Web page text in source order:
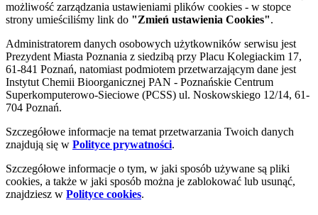
możliwość zarządzania ustawieniami plików cookies - w stopce
strony umieściliśmy link do "Zmień ustawienia Cookies".
Administratorem danych osobowych użytkowników serwisu jest
Prezydent Miasta Poznania z siedzibą przy Placu Kolegiackim 17,
61-841 Poznań, natomiast podmiotem przetwarzającym dane jest
Instytut Chemii Bioorganicznej PAN - Poznańskie Centrum
Superkomputerowo-Sieciowe (PCSS) ul. Noskowskiego 12/14, 61-
704 Poznań.
Szczegółowe informacje na temat przetwarzania Twoich danych
znajdują się w Polityce prywatności.
Szczegółowe informacje o tym, w jaki sposób używane są pliki
cookies, a także w jaki sposób można je zablokować lub usunąć,
znajdziesz w Polityce cookies.